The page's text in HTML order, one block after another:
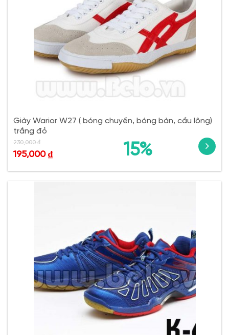
Giày Warior W27 ( bóng chuyền, bóng bàn, cầu lông)
trắng đỏ
15%
230,000₫
195,000 ₫